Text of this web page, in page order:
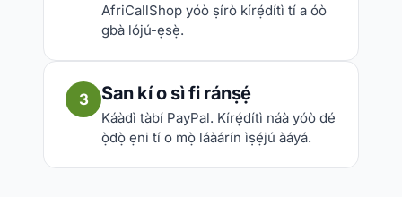
AfriCallShop yóò ṣírò kírẹ́dítì tí a óò
gbà lójú-ẹsẹ̀.
3 San kí o sì fi ránṣẹ́
Káàdì tàbí PayPal. Kírẹ́dítì náà yóò dé
ọ̀dọ̀ ẹni tí o mọ̀ láàárín ìṣẹ́jú àáyá.